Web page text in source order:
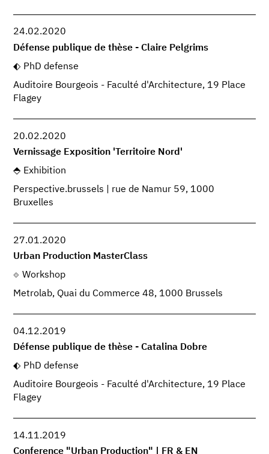
24.02.2020
Défense publique de thèse - Claire Pelgrims
PhD defense
Auditoire Bourgeois - Faculté d'Architecture, 19 Place
Flagey
20.02.2020
Vernissage Exposition 'Territoire Nord'
Exhibition
Perspective.brussels | rue de Namur 59, 1000
Bruxelles
27.01.2020
Urban Production MasterClass
Workshop
Metrolab, Quai du Commerce 48, 1000 Brussels
04.12.2019
Défense publique de thèse - Catalina Dobre
PhD defense
Auditoire Bourgeois - Faculté d'Architecture, 19 Place
Flagey
14.11.2019
Conference "Urban Production" | FR & EN